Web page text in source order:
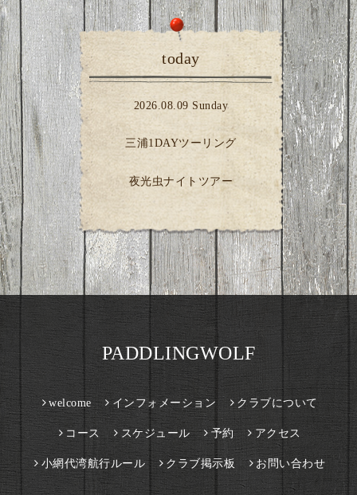
today
2026.08.09 Sunday
三浦1DAYツーリング
夜光虫ナイトツアー
PADDLINGWOLF
welcome インフォメーション クラブについて
コース スケジュール 予約 アクセス
小網代湾航行ルール クラブ掲示板 お問い合わせ